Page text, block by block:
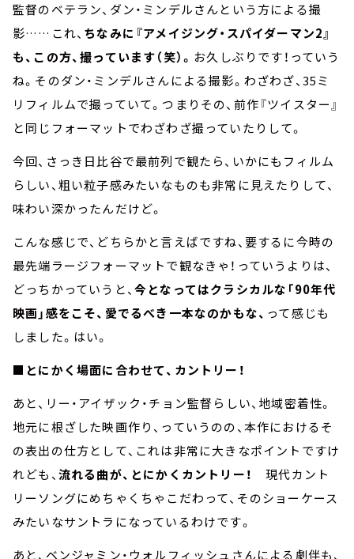
監督のベテラン、ダン・ミンデルさんという方による撮
影……これ、 ちなみに『アメイジング・スパイダーマン2』
も、この方、撮っています（笑）。 お久しぶりです！っていう
ね。そのダン・ミンデルさんによる撮影。わざわざ、35ミ
リフィルムで撮っていて。つまりその、前作『ツイスター』
と同じフォーマットでわざわざ撮っていたりして。
今回、さっき日比谷で最前列で観たら、いかにもフィルム
らしい、粗い粒子感みたいなものも非常に見えたりして、
味わい深かったんだけど。
こんな感じで、どちらかと言えばですね、要するに今時の
最先端ラージフォーマットで観なきゃ！っていうよりは、
どっちかっていうと、今となってはクラシカルな「90年代
映画」感をこそ、愛でるべき一本なのかもな、 って感じも
しました。はい。
■とにかく場面に合わせて、カントリー！
あと、リー・アイザック・チョン監督らしい、地域密着性。
地元に根ざした映画作り、っていうのの、本作におけるそ
の表出の仕方として、これは非常に大きなポイントですけ
れども、流れる曲が、とにかくカントリー！
現代カント
リーソングにめちゃくちゃこだわって、そのショーケース
みたいなサントラになっているわけです。
あと、ベンジャミン・ウォルフィッシュさんによる劇伴も、